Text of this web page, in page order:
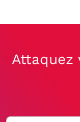
Attaquez